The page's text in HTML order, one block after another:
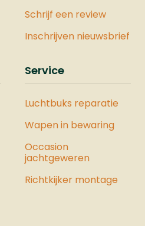
Schrijf een review
Inschrijven nieuwsbrief
Service
Luchtbuks reparatie
Wapen in bewaring
Occasion
jachtgeweren
Richtkijker montage